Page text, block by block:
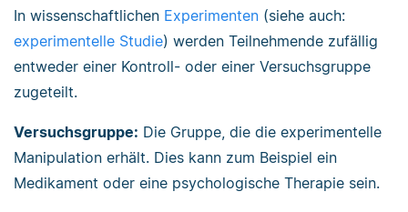
In wissenschaftlichen Experimenten (siehe auch:
experimentelle Studie) werden Teilnehmende zufällig
entweder einer Kontroll- oder einer Versuchsgruppe
zugeteilt.
Versuchsgruppe: Die Gruppe, die die experimentelle
Manipulation erhält. Dies kann zum Beispiel ein
Medikament oder eine psychologische Therapie sein.